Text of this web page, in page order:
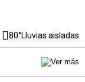
80°Lluvias aisladas